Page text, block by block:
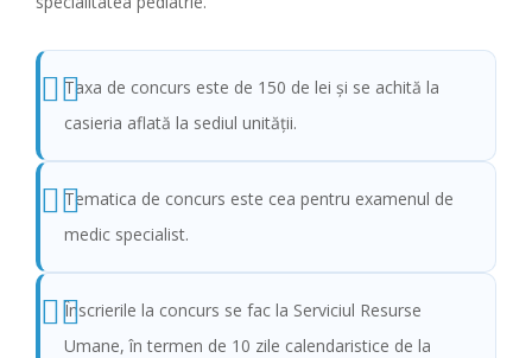
Taxa de concurs este de 150 de lei și se achită la
casieria aflată la sediul unității.
Tematica de concurs este cea pentru examenul de
medic specialist.
Înscrierile la concurs se fac la Serviciul Resurse
Umane, în termen de 10 zile calendaristice de la